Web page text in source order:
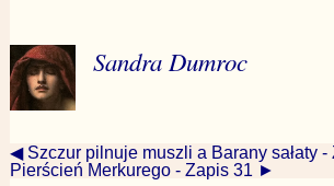
Sandra Dumroc
◀ Szczur pilnuje muszli a Barany sałaty -
Pierścień Merkurego - Zapis 31 ►